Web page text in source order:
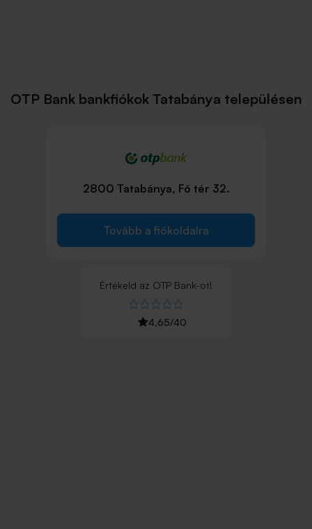
OTP Bank bankfiókok Tatabánya településen
2800 Tatabánya, Fő tér 32.
Tovább a fiókoldalra
Értékeld az OTP Bank-ot!
4,65/40